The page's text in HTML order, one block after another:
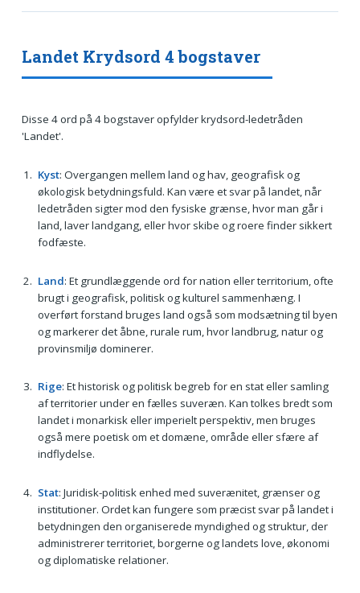
Landet Krydsord 4 bogstaver
Disse 4 ord på 4 bogstaver opfylder krydsord-ledetråden
'Landet'.
Kyst: Overgangen mellem land og hav, geografisk og
økologisk betydningsfuld. Kan være et svar på landet, når
ledetråden sigter mod den fysiske grænse, hvor man går i
land, laver landgang, eller hvor skibe og roere finder sikkert
fodfæste.
Land: Et grundlæggende ord for nation eller territorium, ofte
brugt i geografisk, politisk og kulturel sammenhæng. I
overført forstand bruges land også som modsætning til byen
og markerer det åbne, rurale rum, hvor landbrug, natur og
provinsmiljø dominerer.
Rige: Et historisk og politisk begreb for en stat eller samling
af territorier under en fælles suveræn. Kan tolkes bredt som
landet i monarkisk eller imperielt perspektiv, men bruges
også mere poetisk om et domæne, område eller sfære af
indflydelse.
Stat: Juridisk-politisk enhed med suverænitet, grænser og
institutioner. Ordet kan fungere som præcist svar på landet i
betydningen den organiserede myndighed og struktur, der
administrerer territoriet, borgerne og landets love, økonomi
og diplomatiske relationer.